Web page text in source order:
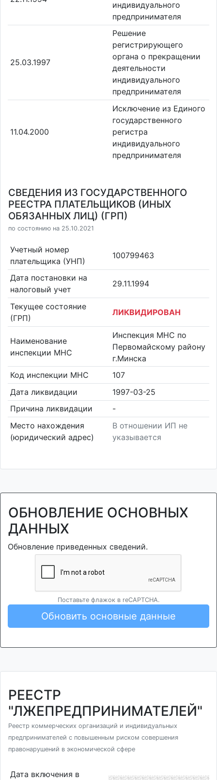
индивидуального
предпринимателя
25.03.1997
Решение
регистрирующего
органа о прекращении
деятельности
индивидуального
предпринимателя
11.04.2000
Исключение из Единого
государственного
регистра
индивидуального
предпринимателя
СВЕДЕНИЯ ИЗ ГОСУДАРСТВЕННОГО
РЕЕСТРА ПЛАТЕЛЬЩИКОВ (ИНЫХ
ОБЯЗАННЫХ ЛИЦ) (ГРП)
по состоянию на 25.10.2021
Учетный номер
плательщика (УНП)
100799463
Дата постановки на
налоговый учет
29.11.1994
Текущее состояние
(ГРП)
ЛИКВИДИРОВАН
Наименование
инспекции МНС
Инспекция МНС по
Первомайскому району
г.Минска
Код инспекции МНС
107
Дата ликвидации
1997-03-25
Причина ликвидации
-
Место нахождения
(юридический адрес)
В отношении ИП не
указывается
ОБНОВЛЕНИЕ ОСНОВНЫХ
ДАННЫХ
Обновление приведенных сведений.
Поставьте флажок в reCAPTCHA.
Обновить основные данные
РЕЕСТР
"ЛЖЕПРЕДПРИНИМАТЕЛЕЙ"
Реестр коммерческих организаций и индивидуальных
предпринимателей с повышенным риском совершения
правонарушений в экономической сфере
Дата включения в